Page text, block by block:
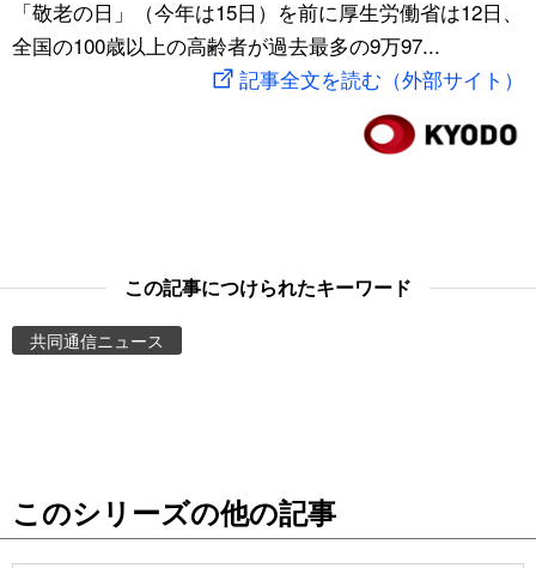
文化
動画/Live
お知らせ
スポーツ・東京2020
「敬老の日」（今年は15日）を前に厚生労働省は12日、
全国の100歳以上の高齢者が過去最多の9万97...
記事全文を読む（外部サイト）
この記事につけられたキーワード
共同通信ニュース
このシリーズの他の記事